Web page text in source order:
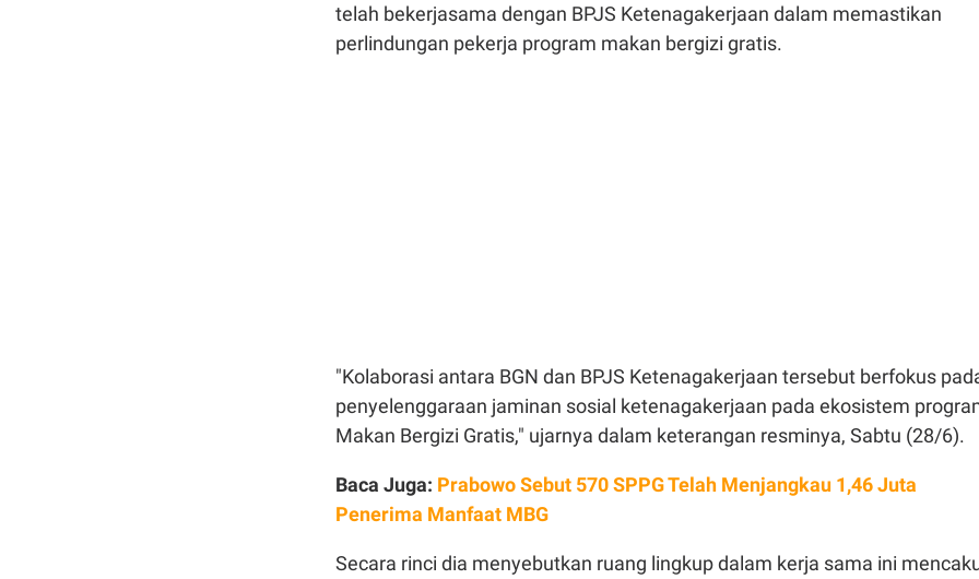
telah bekerjasama dengan BPJS Ketenagakerjaan dalam memastikan
perlindungan pekerja program makan bergizi gratis.
"Kolaborasi antara BGN dan BPJS Ketenagakerjaan tersebut berfokus
penyelenggaraan jaminan sosial ketenagakerjaan pada ekosistem
Makan Bergizi Gratis," ujarnya dalam keterangan resminya, Sabtu (28/6).
Baca Juga: Prabowo Sebut 570 SPPG Telah Menjangkau 1,46 Juta
Penerima Manfaat MBG
Secara rinci dia menyebutkan ruang lingkup dalam kerja sama ini